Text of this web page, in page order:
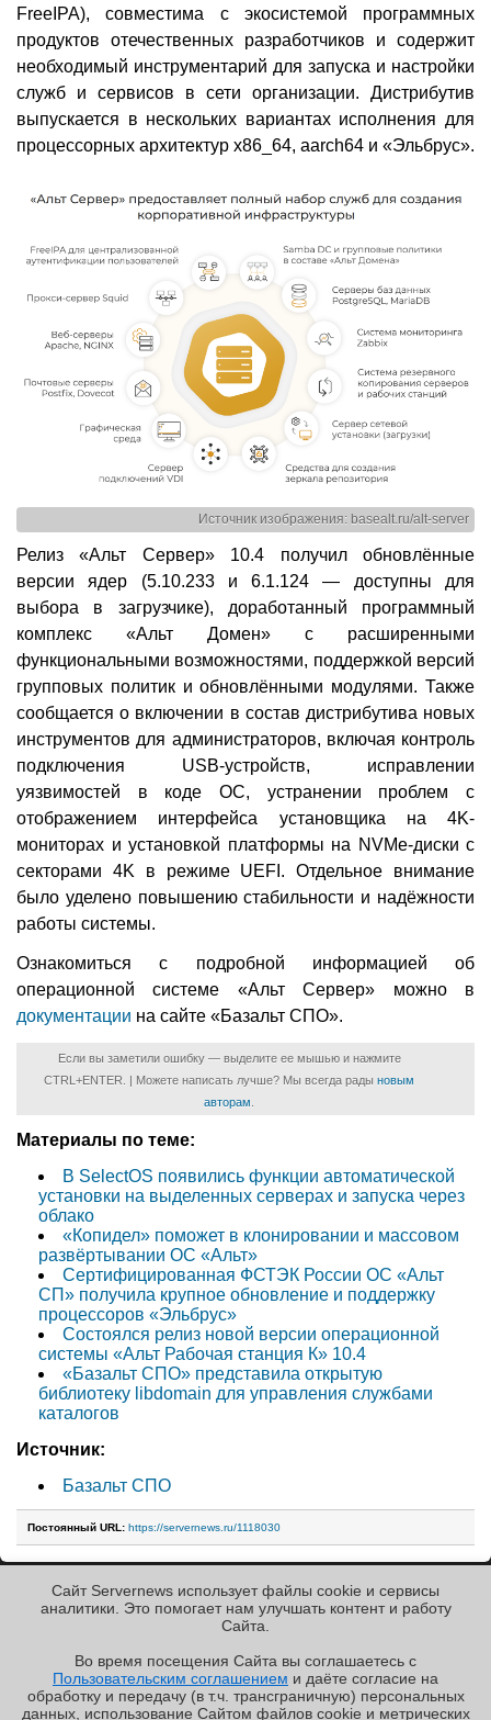
✖
FreeIPA), совместима с экосистемой программных
продуктов отечественных разработчиков и содержит
необходимый инструментарий для запуска и настройки
служб и сервисов в сети организации. Дистрибутив
выпускается в нескольких вариантах исполнения для
процессорных архитектур x86_64, aarch64 и «Эльбрус».
Источник изображения: basealt.ru/alt-server
Релиз «Альт Сервер» 10.4 получил обновлённые
версии ядер (5.10.233 и 6.1.124 — доступны для
выбора в загрузчике), доработанный программный
комплекс «Альт Домен» с расширенными
функциональными возможностями, поддержкой версий
групповых политик и обновлёнными модулями. Также
сообщается о включении в состав дистрибутива новых
инструментов для администраторов, включая контроль
подключения USB-устройств, исправлении
уязвимостей в коде ОС, устранении проблем с
отображением интерфейса установщика на 4K-
мониторах и установкой платформы на NVMe-диски с
секторами 4K в режиме UEFI. Отдельное внимание
было уделено повышению стабильности и надёжности
работы системы.
Ознакомиться с подробной информацией об
операционной системе «Альт Сервер» можно в
документации на сайте «Базальт СПО».
Если вы заметили ошибку — выделите ее мышью и нажмите
CTRL+ENTER. | Можете написать лучше? Мы всегда рады новым
авторам
Материалы по теме:
В SelectOS появились функции автоматической
установки на выделенных серверах и запуска через
облако
«Копидел» поможет в клонировании и массовом
развёртывании ОС «Альт»
Сертифицированная ФСТЭК России ОС «Альт
СП» получила крупное обновление и поддержку
процессоров «Эльбрус»
Состоялся релиз новой версии операционной
системы «Альт Рабочая станция К» 10.4
«Базальт СПО» представила открытую
библиотеку libdomain для управления службами
каталогов
Источник:
Базальт СПО
Постоянный URL: https://servernews.ru/1118030
« Назад к ленте
Copyright ©2010-2026
Servernews.Пользовательское
Сайт Servernews использует файлы cookie и сервисы
аналитики. Это помогает нам улучшать контент и работу
Cайта.
Во время посещения Cайта вы соглашаетесь с
Пользовательским соглашением и даёте согласие на
обработку и передачу (в т.ч. трансграничную) персональных
данных, использование Cайтом файлов cookie и метрических